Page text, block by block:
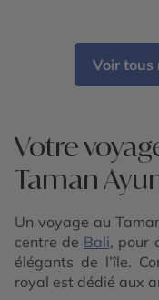
Voir tous
Votre
Taman
Un voyage au
centre de Bali, pour
élégants de l’île.
royal est dédié aux